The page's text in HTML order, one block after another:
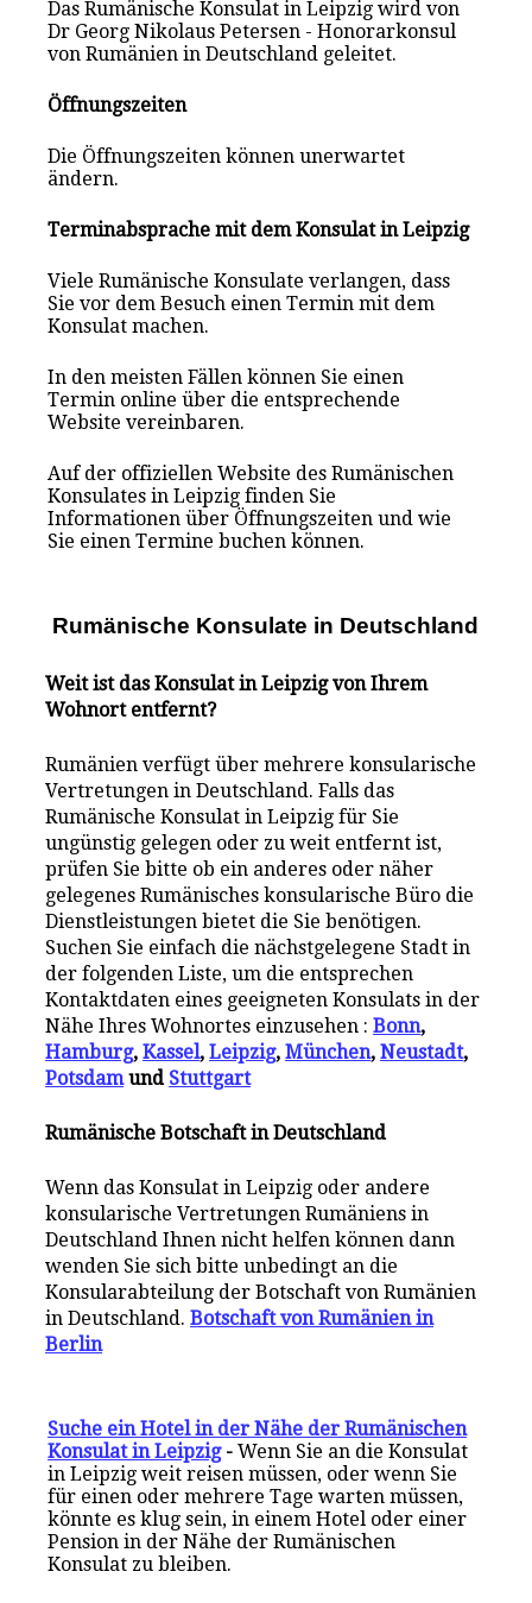
Das Rumänische Konsulat in Leipzig wird von
Dr Georg Nikolaus Petersen - Honorarkonsul
von Rumänien in Deutschland geleitet.
Öffnungszeiten
Die Öffnungszeiten können unerwartet
ändern.
Terminabsprache mit dem Konsulat in Leipzig
Viele Rumänische Konsulate verlangen, dass
Sie vor dem Besuch einen Termin mit dem
Konsulat machen.
In den meisten Fällen können Sie einen
Termin online über die entsprechende
Website vereinbaren.
Auf der offiziellen Website des Rumänischen
Konsulates in Leipzig finden Sie
Informationen über Öffnungszeiten und wie
Sie einen Termine buchen können.
Rumänische Konsulate in Deutschland
Weit ist das Konsulat in Leipzig von Ihrem
Wohnort entfernt?
Rumänien verfügt über mehrere konsularische
Vertretungen in Deutschland. Falls das
Rumänische Konsulat in Leipzig für Sie
ungünstig gelegen oder zu weit entfernt ist,
prüfen Sie bitte ob ein anderes oder näher
gelegenes Rumänisches konsularische Büro die
Dienstleistungen bietet die Sie benötigen.
Suchen Sie einfach die nächstgelegene Stadt in
der folgenden Liste, um die entsprechen
Kontaktdaten eines geeigneten Konsulats in der
Nähe Ihres Wohnortes einzusehen :Bonn,
Hamburg,Kassel,Leipzig,München,Neustadt,
Potsdamund Stuttgart
Rumänische Botschaft in Deutschland
Wenn das Konsulat in Leipzig oder andere
konsularische Vertretungen Rumäniens in
Deutschland Ihnen nicht helfen können dann
wenden Sie sich bitte unbedingt an die
Konsularabteilung der Botschaft von Rumänien
in Deutschland.Botschaft von Rumänien in
Berlin
Suche ein Hotel in der Nähe der Rumänischen
Konsulat in Leipzig-Wenn Sie an die Konsulat
in Leipzig weit reisen müssen, oder wenn Sie
für einen oder mehrere Tage warten müssen,
könnte es klug sein, in einem Hotel oder einer
Pension in der Nähe der Rumänischen
Konsulat zu bleiben.